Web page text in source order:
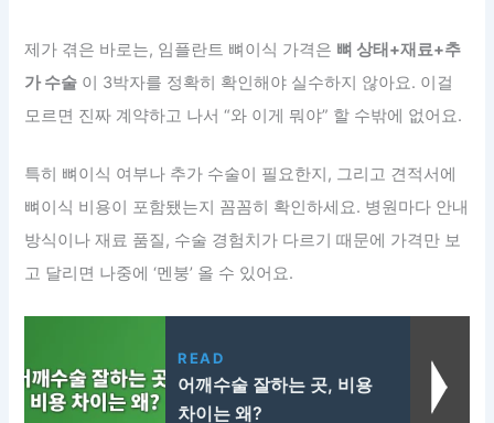
제가 겪은 바로는, 임플란트 뼈이식 가격은 뼈 상태+재료+추
가 수술 이 3박자를 정확히 확인해야 실수하지 않아요. 이걸
모르면 진짜 계약하고 나서 “와 이게 뭐야” 할 수밖에 없어요.
특히 뼈이식 여부나 추가 수술이 필요한지, 그리고 견적서에
뼈이식 비용이 포함됐는지 꼼꼼히 확인하세요. 병원마다 안내
방식이나 재료 품질, 수술 경험치가 다르기 때문에 가격만 보
고 달리면 나중에 ‘멘붕’ 올 수 있어요.
READ
어깨수술 잘하는 곳, 비용
차이는 왜?